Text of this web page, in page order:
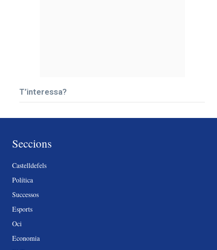
T’interessa?
Seccions
Castelldefels
Política
Successos
Esports
Oci
Economia